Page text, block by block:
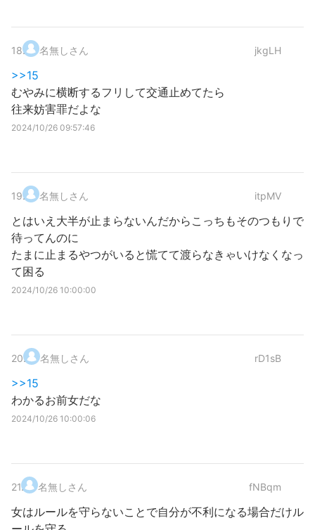
18. 名無しさん jkgLH
>>15
むやみに横断するフリして交通止めてたら
往来妨害罪だよな
2024/10/26 09:57:46
19. 名無しさん itpMV
とはいえ大半が止まらないんだからこっちもそのつもりで
待ってんのに
たまに止まるやつがいると慌てて渡らなきゃいけなくなっ
て困る
2024/10/26 10:00:00
20. 名無しさん rD1sB
>>15
わかるお前女だな
2024/10/26 10:00:06
21. 名無しさん fNBqm
女はルールを守らないことで自分が不利になる場合だけル